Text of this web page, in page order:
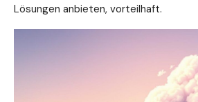
Lösungen anbieten, vorteilhaft.